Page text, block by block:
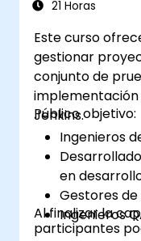
21 Horas
Este curso
gestionar
conjunto de
Jenkins.
Público objetivo:
Ingenieros
en
Gestores
Ingenieros
Al finalizar la
participantes